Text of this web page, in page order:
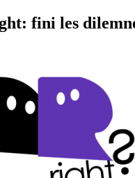
fini les